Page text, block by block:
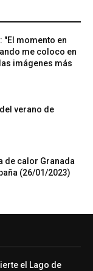
"El momento en
me coloco en
imágenes más
verano de
de calor Granada
(26/01/2023)
el Lago de